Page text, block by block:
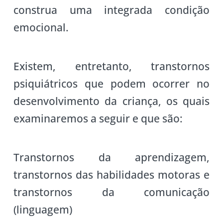
construa uma integrada condição
emocional.
Existem, entretanto, transtornos
psiquiátricos que podem ocorrer no
desenvolvimento da criança, os quais
examinaremos a seguir e que são:
Transtornos da aprendizagem,
transtornos das habilidades motoras e
transtornos da comunicação
(linguagem)